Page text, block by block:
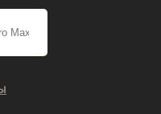
JBL
4 Black